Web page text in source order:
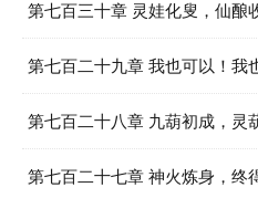
第七百三十章 灵娃化叟，仙酿
第七百二十九章 我也可以！我
第七百二十八章 九葫初成，灵
第七百二十七章 神火炼身，终